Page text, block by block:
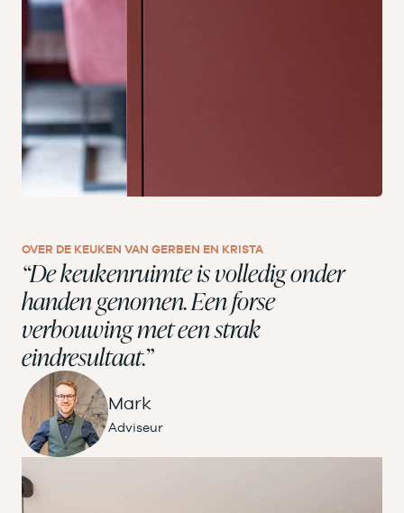
OVER DE KEUKEN VAN GERBEN EN KRISTA
“De keukenruimte is volledig onder
handen genomen. Een forse
verbouwing met een strak
eindresultaat.”
Mark
Adviseur